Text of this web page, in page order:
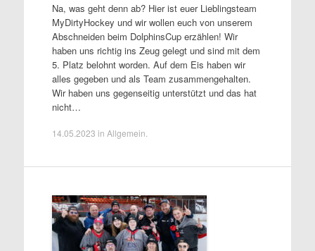
Na, was geht denn ab? Hier ist euer Lieblingsteam
MyDirtyHockey und wir wollen euch von unserem
Abschneiden beim DolphinsCup erzählen! Wir
haben uns richtig ins Zeug gelegt und sind mit dem
5. Platz belohnt worden. Auf dem Eis haben wir
alles gegeben und als Team zusammengehalten.
Wir haben uns gegenseitig unterstützt und das hat
nicht…
14.05.2023 in Allgemein